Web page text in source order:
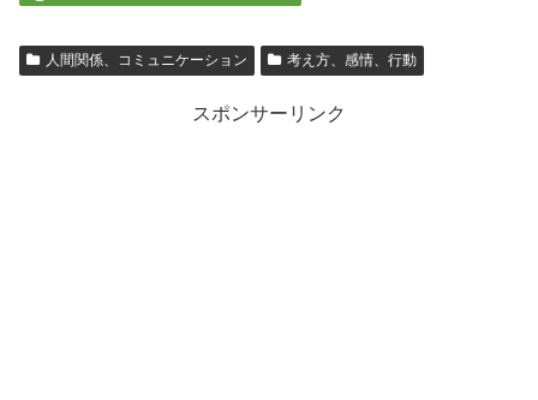
人間関係、コミュニケーション 考え方、感情、行動
スポンサーリンク